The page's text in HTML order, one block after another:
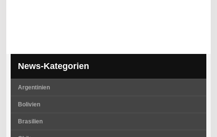
News-Kategorien
Argentinien
Bolivien
Brasilien